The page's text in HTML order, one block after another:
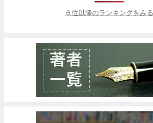
６位以降のランキングをみる